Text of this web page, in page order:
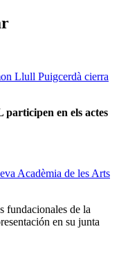
Llull Puigcerdà cierra
en els actes
Acadèmia de les Arts
fundacionales de la
en su junta